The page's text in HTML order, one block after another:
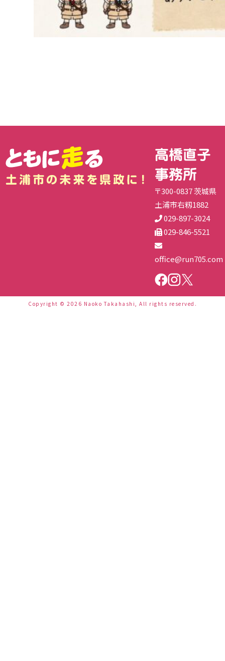
高橋直子
事務所
〒300-0837 茨城県
土浦市右籾1882
029-897-3024
029-846-5521
office@run705.com
Copyright © 2026 Naoko Takahashi, All rights reserved.